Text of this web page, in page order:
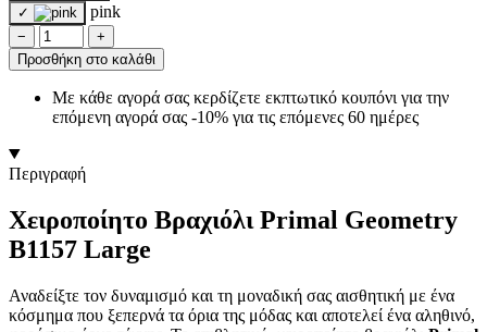
✓ pink
−
+
Προσθήκη στο καλάθι
Με κάθε αγορά σας κερδίζετε εκπτωτικό κουπόνι για την
επόμενη αγορά σας -10% για τις επόμενες 60 ημέρες
Περιγραφή
Χειροποίητο Βραχιόλι Primal Geometry
B1157 Large
Αναδείξτε τον δυναμισμό και τη μοναδική σας αισθητική με ένα
κόσμημα που ξεπερνά τα όρια της μόδας και αποτελεί ένα αληθινό,